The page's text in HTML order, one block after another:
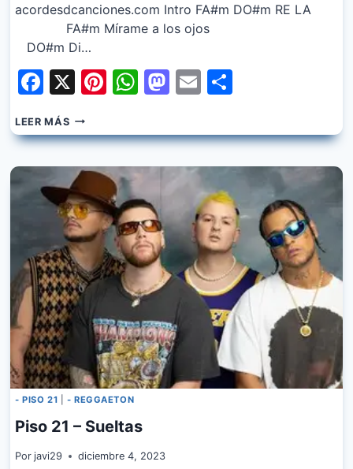
acordesdcanciones.com Intro FA#m DO#m RE LA
FA#m Mírame a los ojos
DO#m Di…
Facebook
X Pinterest
WhatsApp
Mastodon
Email
LEER MÁSPISO
21,
BACILOS
COMO
EL
SOL
- PISO 21 - REGGAETON
Piso 21 – Sueltas
Por javi29 diciembre 4, 2023